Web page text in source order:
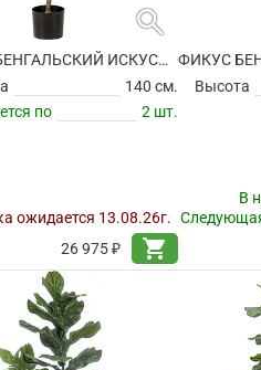
search
ФИКУС БЕНГАЛЬСКИЙ ИСКУССТВЕННЫЙ
140 см.
по
2 шт.
ожидается 13.08.26г.
26 975 ₽
shopping_cart
Высота
В